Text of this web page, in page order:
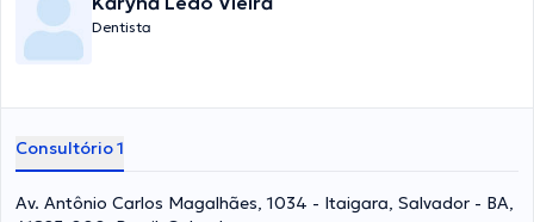
Dentista
Consultório 1
Av. Antônio Carlos Magalhães, 1034 - Itaigara, Salvador - BA,